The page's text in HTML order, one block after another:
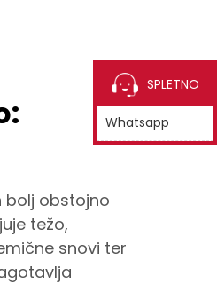
bolj obstojno
težo,
snovi ter
SPLETNO
Whatsapp